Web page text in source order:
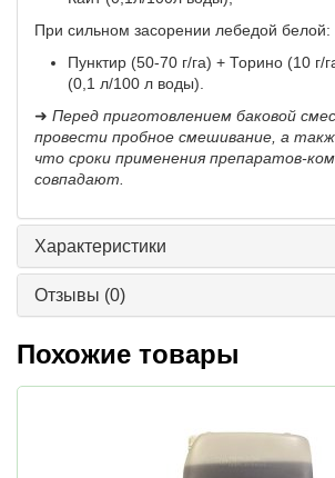
При сильном засорении лебедой белой:
Пунктир (50-70 г/га) + Торино (10 г/
(0,1 л/100 л воды).
➜ Перед приготовлением баковой
провести пробное смешивание, а
что сроки применения препаратов-
совпадают.
Характеристики
Отзывы (0)
Похожие товары